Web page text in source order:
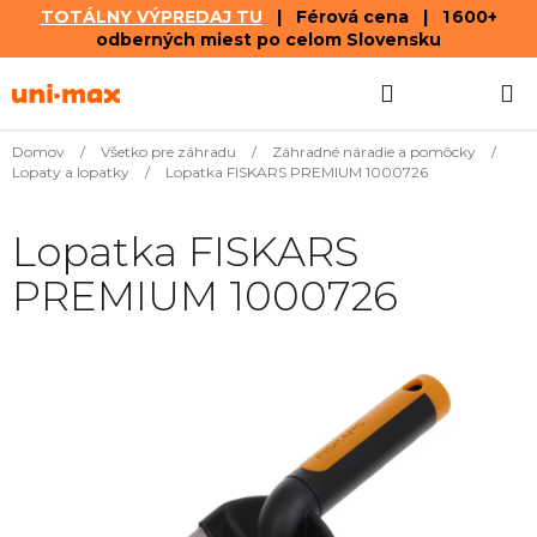
TOTÁLNY VÝPREDAJ TU | Férová cena | 1 600+
odberných miest po celom Slovensku
na
KOŠÍK
Domov / Všetko pre záhradu / Záhradné náradie a pomôcky
/
Lopaty a lopatky
/ Lopatka FISKARS PREMIUM 1000726
Lopatka FISKARS
PREMIUM 1000726